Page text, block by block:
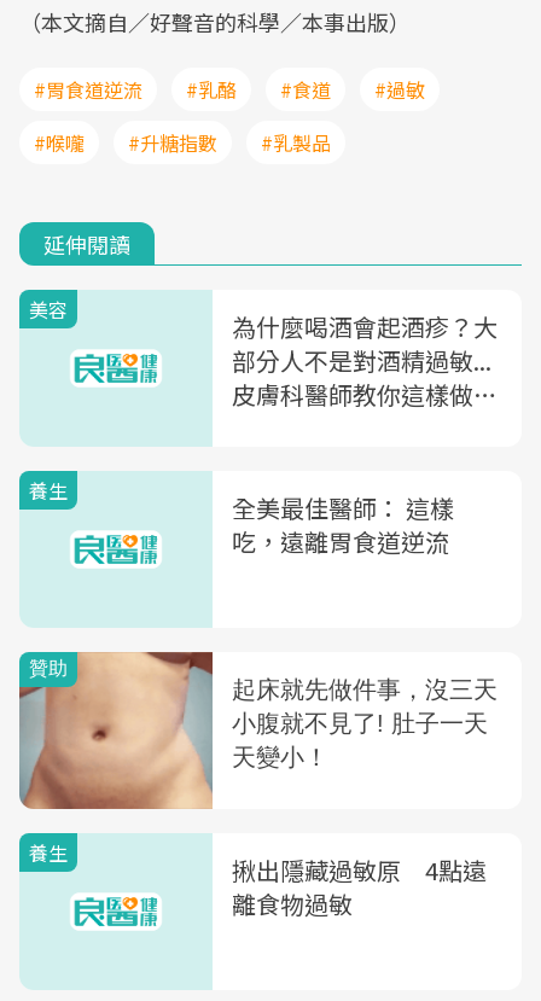
（本文摘自／好聲音的科學／本事出版）
#胃食道逆流 #乳酪 #食道
#過敏
#喉嚨
#升糖指數 #乳製品
延伸閱讀
美容
為什麼喝酒會起酒疹？大
部分人不是對酒精過敏...
皮膚科醫師教你這樣做不
養生
全美最佳醫師： 這樣
吃，遠離胃食道逆流
養生
揪出隱藏過敏原 4點遠
離食物過敏